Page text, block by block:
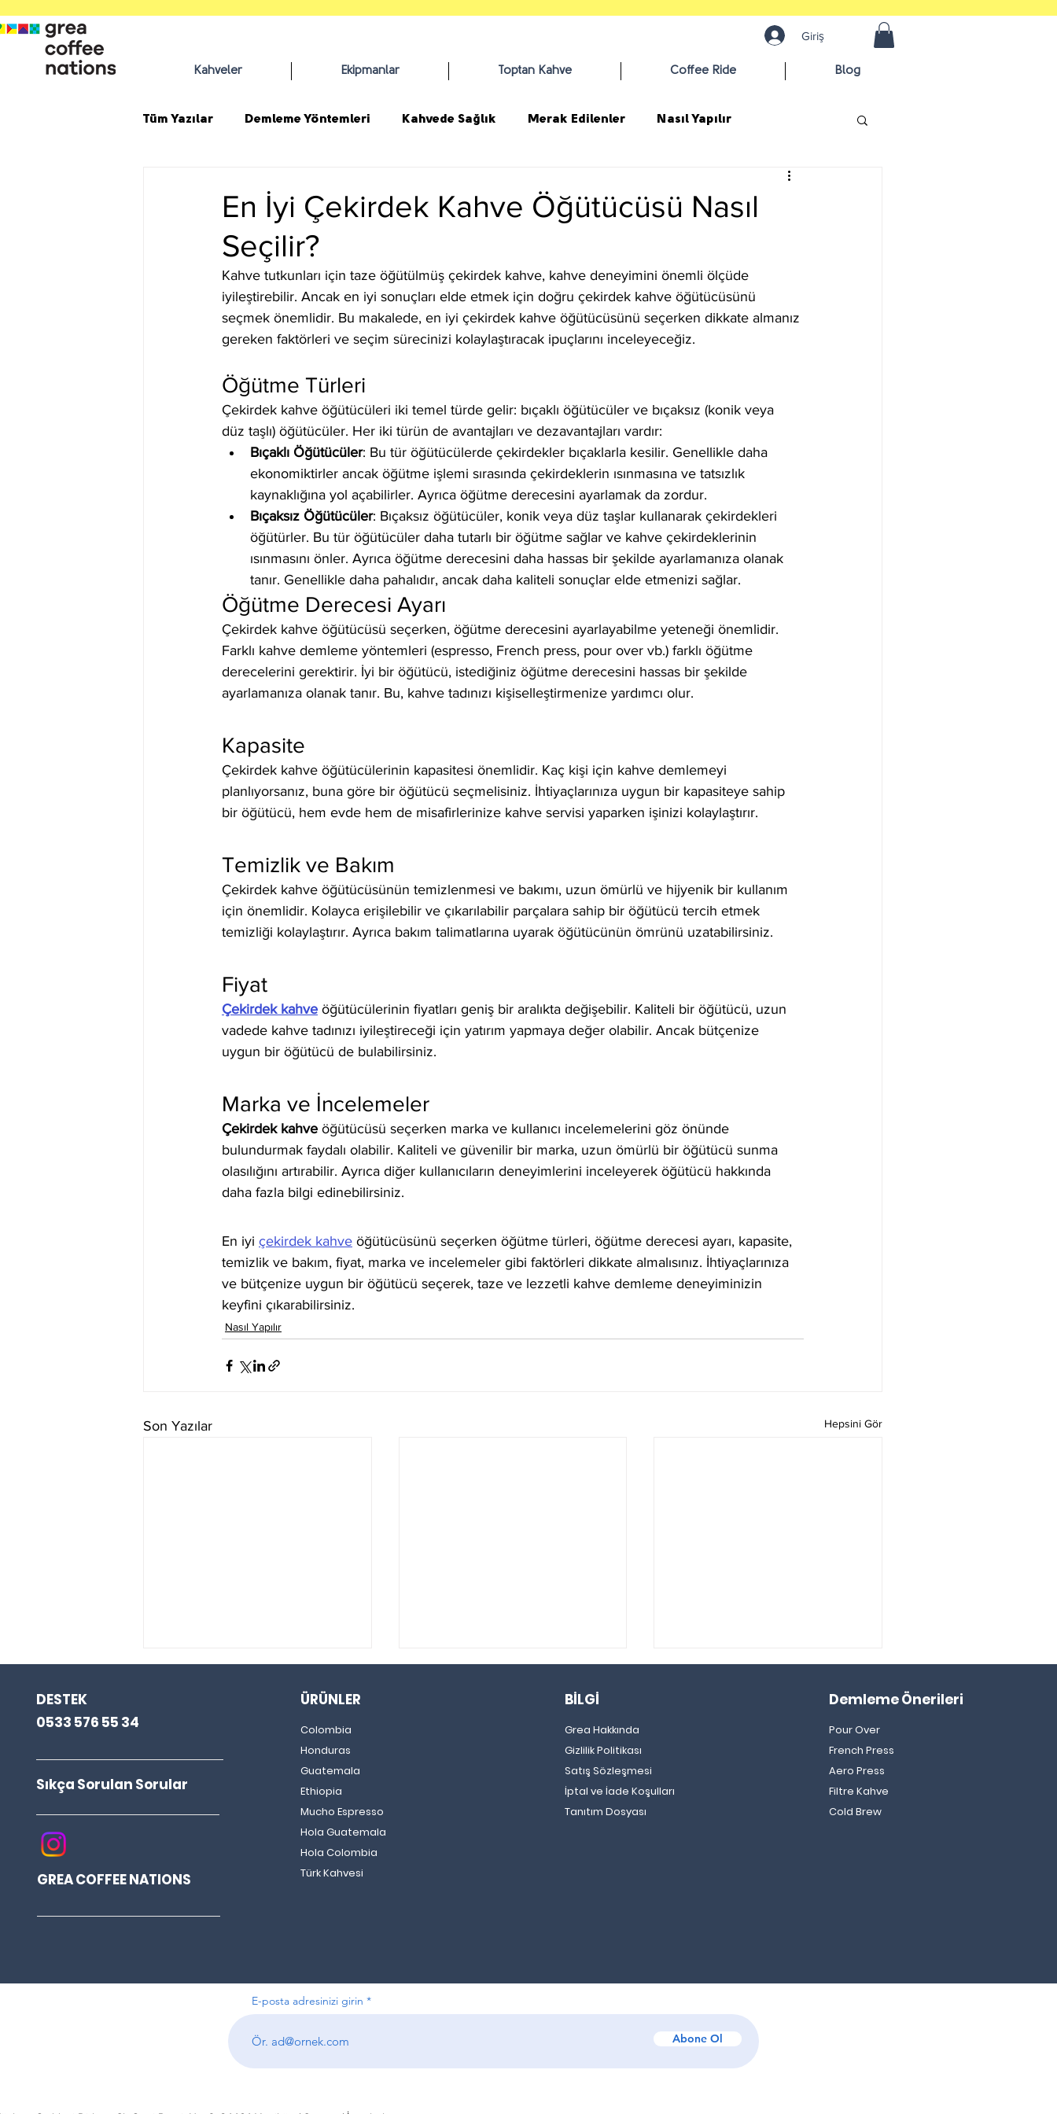
Giriş
Kahveler Ekipmanlar Toptan Kahve Coffee Ride Blog
Tüm Yazılar Demleme Yöntemleri Kahvede Sağlık Merak Edilenler Nasıl Yapılır
En İyi Çekirdek Kahve Öğütücüsü Nasıl
Seçilir?
Kahve tutkunları için taze öğütülmüş çekirdek kahve, kahve deneyimini önemli ölçüde
iyileştirebilir. Ancak en iyi sonuçları elde etmek için doğru çekirdek kahve öğütücüsünü
seçmek önemlidir. Bu makalede, en iyi çekirdek kahve öğütücüsünü seçerken dikkate almanız
gereken faktörleri ve seçim sürecinizi kolaylaştıracak ipuçlarını inceleyeceğiz.
Öğütme Türleri
Çekirdek kahve öğütücüleri iki temel türde gelir: bıçaklı öğütücüler ve bıçaksız (konik veya
düz taşlı) öğütücüler. Her iki türün de avantajları ve dezavantajları vardır:
Bıçaklı Öğütücüler: Bu tür öğütücülerde çekirdekler bıçaklarla kesilir. Genellikle daha
ekonomiktirler ancak öğütme işlemi sırasında çekirdeklerin ısınmasına ve tatsızlık
kaynaklığına yol açabilirler. Ayrıca öğütme derecesini ayarlamak da zordur.
Bıçaksız Öğütücüler: Bıçaksız öğütücüler, konik veya düz taşlar kullanarak çekirdekleri
öğütürler. Bu tür öğütücüler daha tutarlı bir öğütme sağlar ve kahve çekirdeklerinin
ısınmasını önler. Ayrıca öğütme derecesini daha hassas bir şekilde ayarlamanıza olanak
tanır. Genellikle daha pahalıdır, ancak daha kaliteli sonuçlar elde etmenizi sağlar.
Öğütme Derecesi Ayarı
Çekirdek kahve öğütücüsü seçerken, öğütme derecesini ayarlayabilme yeteneği önemlidir.
Farklı kahve demleme yöntemleri (espresso, French press, pour over vb.) farklı öğütme
derecelerini gerektirir. İyi bir öğütücü, istediğiniz öğütme derecesini hassas bir şekilde
ayarlamanıza olanak tanır. Bu, kahve tadınızı kişiselleştirmenize yardımcı olur.
Kapasite
Çekirdek kahve öğütücülerinin kapasitesi önemlidir. Kaç kişi için kahve demlemeyi
planlıyorsanız, buna göre bir öğütücü seçmelisiniz. İhtiyaçlarınıza uygun bir kapasiteye sahip
bir öğütücü, hem evde hem de misafirlerinize kahve servisi yaparken işinizi kolaylaştırır.
Temizlik ve Bakım
Çekirdek kahve öğütücüsünün temizlenmesi ve bakımı, uzun ömürlü ve hijyenik bir kullanım
için önemlidir. Kolayca erişilebilir ve çıkarılabilir parçalara sahip bir öğütücü tercih etmek
temizliği kolaylaştırır. Ayrıca bakım talimatlarına uyarak öğütücünün ömrünü uzatabilirsiniz.
Fiyat
Çekirdek kahve öğütücülerinin fiyatları geniş bir aralıkta değişebilir. Kaliteli bir öğütücü, uzun
vadede kahve tadınızı iyileştireceği için yatırım yapmaya değer olabilir. Ancak bütçenize
uygun bir öğütücü de bulabilirsiniz.
Marka ve İncelemeler
Çekirdek kahve öğütücüsü seçerken marka ve kullanıcı incelemelerini göz önünde
bulundurmak faydalı olabilir. Kaliteli ve güvenilir bir marka, uzun ömürlü bir öğütücü sunma
olasılığını artırabilir. Ayrıca diğer kullanıcıların deneyimlerini inceleyerek öğütücü hakkında
daha fazla bilgi edinebilirsiniz.
En iyi çekirdek kahve öğütücüsünü seçerken öğütme türleri, öğütme derecesi ayarı, kapasite,
temizlik ve bakım, fiyat, marka ve incelemeler gibi faktörleri dikkate almalısınız. İhtiyaçlarınıza
ve bütçenize uygun bir öğütücü seçerek, taze ve lezzetli kahve demleme deneyiminizin
keyfini çıkarabilirsiniz.
Nasıl Yapılır
Son Yazılar Hepsini Gör
Ristretto Bianco Nedir? Nasıl
Yapılır? Ristretto Bianco Tarifi
Cortado Nedir? Nasıl Yapılır?
DESTEK
0533 576 55 34
Sıkça Sorulan Sorular
GREA COFFEE NATIONS
ÜRÜNLER
Colombia
Honduras
Guatemala
Ethiopia
Mucho Espresso
Hola Guatemala
Hola Colombia
Türk Kahvesi
BİLGİ
Grea Hakkında
Gizlilik Politikası
Satış Sözleşmesi
İptal ve İade Koşulları
Tanıtım Dosyası
Demleme Önerileri
Pour Over
French Press
Aero Press
Filtre Kahve
Cold Brew
E-posta adresinizi girin
Abone Ol